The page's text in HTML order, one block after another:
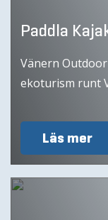
Paddla
Vänern
ekoturism runt
Läs mer